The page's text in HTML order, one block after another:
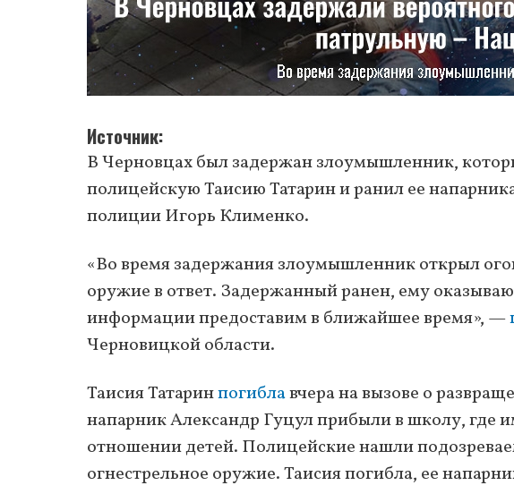
Источник
В Черновцах был задержан злоумышленник,
полицейскую Таисию Татарин и ранил ее
полиции Игорь Клименко.
«Во время задержания злоумышленник открыл
оружие в ответ. Задержанный ранен, ему
информации предоставим в ближайшее время», —
Черновицкой области.
Таисия Татаринпогиблавчера на вызове о
напарник Александр Гуцул прибыли в школу, где
отношении детей. Полицейские нашли
огнестрельное оружие. Таисия погибла, ее